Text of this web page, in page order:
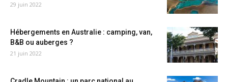
29 juin 2022
Hébergements en Australie : camping, van,
B&B ou auberges ?
21 juin 2022